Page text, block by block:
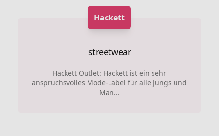
Hackett
streetwear
Hackett Outlet: Hackett ist ein sehr
anspruchsvolles Mode-Label für alle Jungs und
Män...